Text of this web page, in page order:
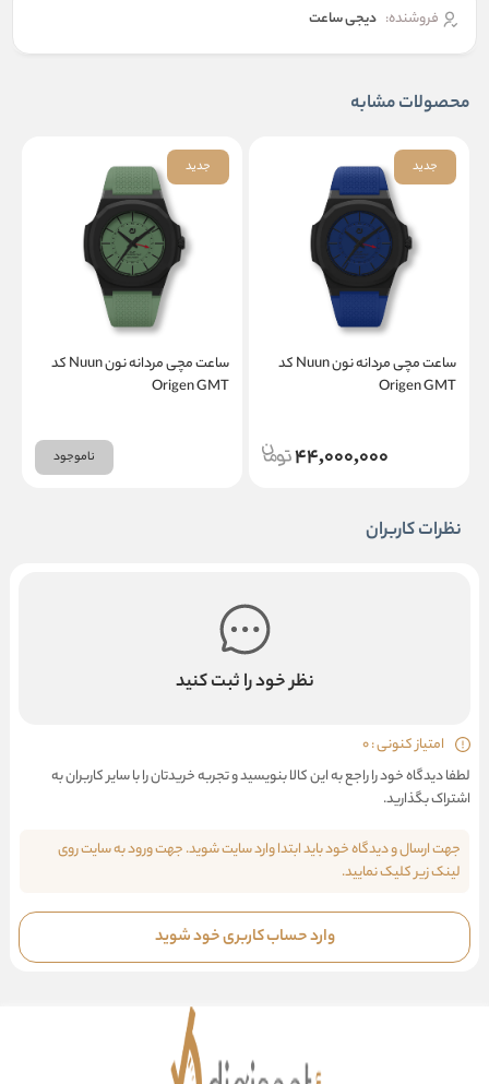
فروشنده: دیجی ساعت
محصولات مشابه
جدید
ساعت مچی مردانه نون Nuun کد
Origen GMT
44,000,000
جدید
ساعت مچی مردانه نون Nuun کد
Origen GMT
ناموجود
نظرات کاربران
نظر خود را ثبت کنید
امتیاز کنونی : 0
لطفا دیدگاه خود را راجع به این کالا بنویسید و تجربه خریدتان را با سایر کاربران به
اشتراک بگذارید.
جهت ارسال و دیدگاه خود باید ابتدا وارد سایت شوید. جهت ورود به سایت روی
لینک زیر کلیک نمایید.
وارد حساب کاربری خود شوید